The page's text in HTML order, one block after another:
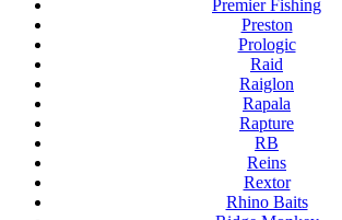
Premier Fishing
Preston
Prologic
Raid
Raiglon
Rapala
Rapture
RB
Reins
Rextor
Rhino Baits